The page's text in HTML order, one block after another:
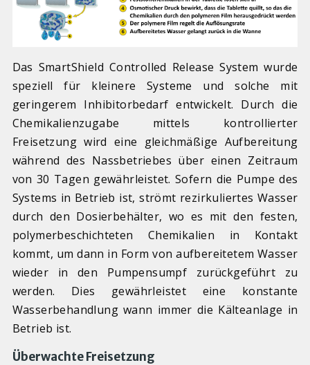
Das SmartShield Controlled Release System wurde
speziell für kleinere Systeme und solche mit
geringerem Inhibitorbedarf entwickelt. Durch die
Chemikalienzugabe mittels kontrollierter
Freisetzung wird eine gleichmäßige Aufbereitung
während des Nassbetriebes über einen Zeitraum
von 30 Tagen gewährleistet. Sofern die Pumpe des
Systems in Betrieb ist, strömt rezirkuliertes Wasser
durch den Dosierbehälter, wo es mit den festen,
polymerbeschichteten Chemikalien in Kontakt
kommt, um dann in Form von aufbereitetem Wasser
wieder in den Pumpensumpf zurückgeführt zu
werden. Dies gewährleistet eine konstante
Wasserbehandlung wann immer die Kälteanlage in
Betrieb ist.
Überwachte Freisetzung